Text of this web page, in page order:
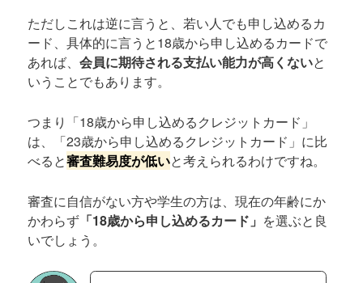
ただしこれは逆に言うと、若い人でも申し込めるカ
ード、具体的に言うと18歳から申し込めるカードで
あれば、会員に期待される支払い能力が高くないと
いうことでもあります。
つまり「18歳から申し込めるクレジットカード」
は、「23歳から申し込めるクレジットカード」に比
べると審査難易度が低いと考えられるわけですね。
審査に自信がない方や学生の方は、現在の年齢にか
かわらず 「18歳から申し込めるカード」 を選ぶと良
いでしょう。